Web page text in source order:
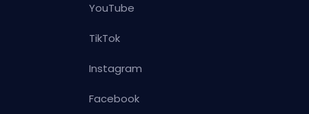
YouTube
TikTok
Instagram
Facebook